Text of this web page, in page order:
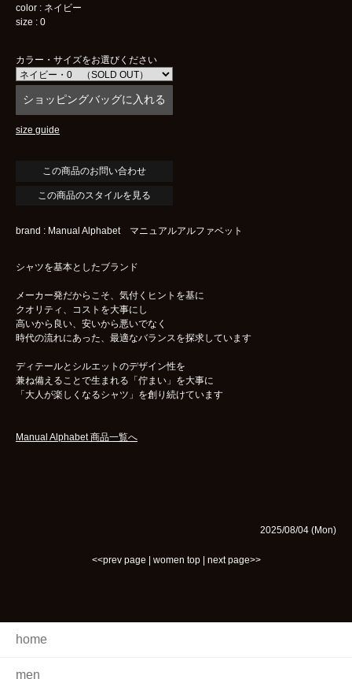
color : ネイビー
size : 0
カラー・サイズをお選びください
size guide
この商品のスタイルを見る
brand : Manual Alphabet マニュアルアルファベット
シャツを基本としたブランド
メーカー発だからこそ、気付くヒントを基に
クオリティ、コストを大事にし
高いから良い、安いから悪いでなく
時代の流れにあった、最適なバランスを探求しています
ディテールとシルエットのデザイン性を
兼ね備えることで生まれる「佇まい」を大事に
「大人が楽しくなるシャツ」を創り続けています
Manual Alphabet 商品一覧へ
2025/08/04 (Mon)
<<prev page | women top| next page>>
home
men